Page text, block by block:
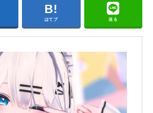
はてブ 送る